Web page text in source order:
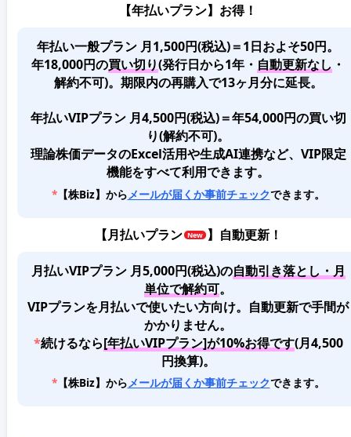
【年払いプラン】お得！
年払い一般プラン 月1,500円(税込)＝1日およそ50円。
年18,000円の買い切り(発行日から1年・ 自動更新なし ・
解約不可)。期限内の再購入で13ヶ月分に延長。
年払いVIPプラン 月4,500円(税込)＝年54,000円の買い切
り(解約不可)。
理論株価データのExcel活用や生成AI連携など、VIP限定
機能をすべて利用できます。
*【株Biz】から メールが届くか事前チェックできます。
【月払いプラン 】自動更新！
月払いVIPプラン 月5,000円(税込)の自動引き落とし・月
単位で解約可。
VIPプランを月払いで使いたい方向け。自動更新で手間が
かかりません。
*続けるなら[年払いVIPプラン]が10%お得です(月4,500
円換算)。
*【株Biz】からメールが届くか事前チェックできます。